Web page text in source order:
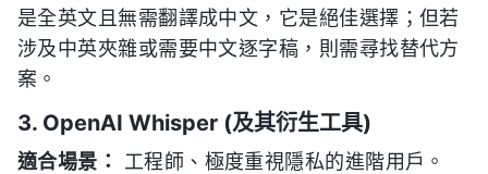
是全英文且無需翻譯成中文，它是絕佳選擇；但若
涉及中英夾雜或需要中文逐字稿，則需尋找替代方
案。
3. OpenAI Whisper (及其衍生工具)
適合場景：
工程師、極度重視隱私的進階用戶。